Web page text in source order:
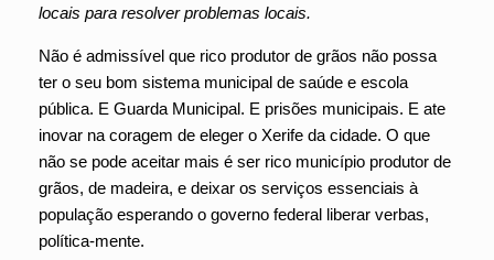
locais para resolver problemas locais.
Não é admissível que rico produtor de grãos não possa
ter o seu bom sistema municipal de saúde e escola
pública. E Guarda Municipal. E prisões municipais. E ate
inovar na coragem de eleger o Xerife da cidade. O que
não se pode aceitar mais é ser rico município produtor de
grãos, de madeira, e deixar os serviços essenciais à
população esperando o governo federal liberar verbas,
política-mente.